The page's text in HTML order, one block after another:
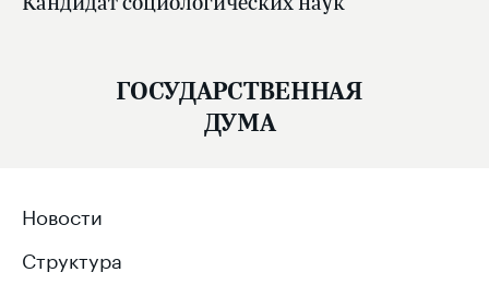
ГОСУДАРСТВЕННАЯ
ДУМА
Новости
Структура